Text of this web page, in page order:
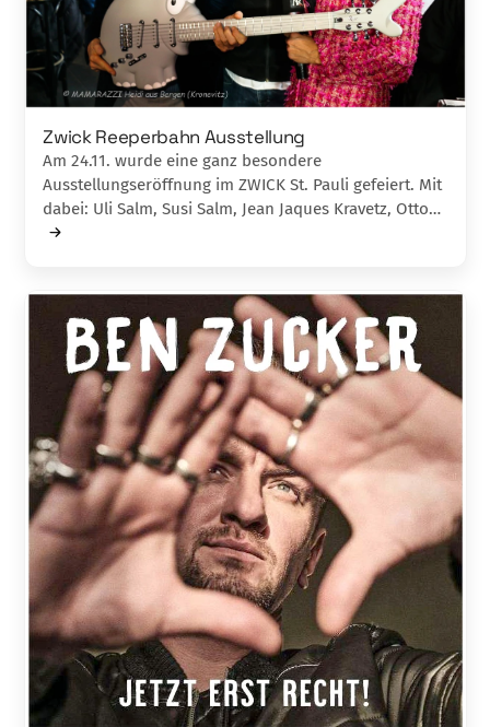
Zwick Reeperbahn Ausstellung
Am 24.11. wurde eine ganz besondere
Ausstellungseröffnung im ZWICK St. Pauli gefeiert. Mit
dabei: Uli Salm, Susi Salm, Jean Jaques Kravetz, Otto…